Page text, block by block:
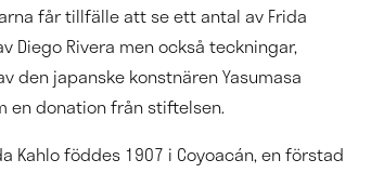
får tillfälle att se ett antal av Frida
Diego Rivera men också teckningar,
den japanske konstnären Yasumasa
en donation från stiftelsen.
Kahlo föddes 1907 i Coyoacán, en förstad